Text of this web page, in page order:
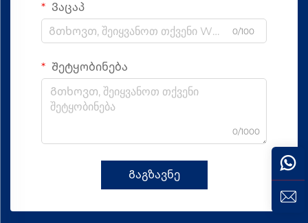
Ვაცაპ
0/100
Შეტყობინება
0/1000
Გაგზავნე